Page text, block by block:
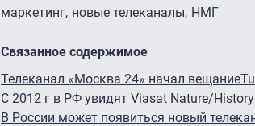
маркетинг новые телеканалы НМГ
Связанное содержимое
Телеканал «Москва 24» начал вещание
С 2012 г в РФ увидят Viasat Nature/
В России может появиться новый